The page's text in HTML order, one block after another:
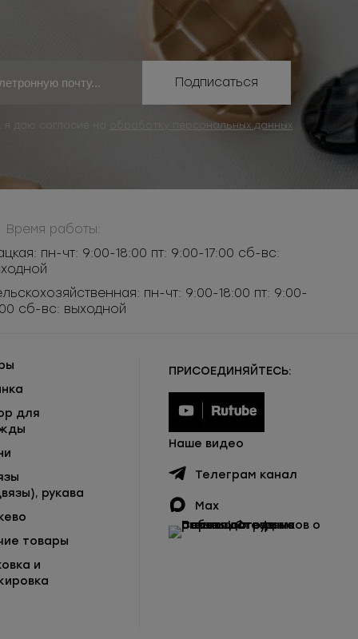
Подписаться
даю согласие на обработку персональных данных
Время работы:
пн-чт: 9:00-18:00 пт: 9:00-17:00 сб-вс:
пн-чт: 9:00-18:00 пт: 9:00-
сб-вс: выходной
для
рукава
товары
и
ПРИСОЕДИНЯЙТЕСЬ:
Наше видео
Телеграм канал
Max